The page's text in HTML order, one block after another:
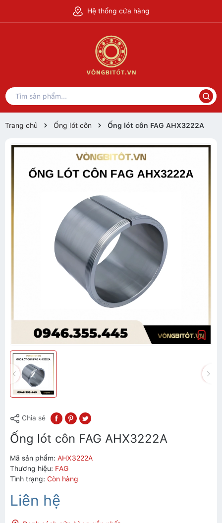
Hệ thống cửa hàng
Trang chủ Ống lót côn Ống lót côn FAG AHX3222A
Chia sẻ
Ống lót côn FAG AHX3222A
Mã sản phẩm: AHX3222A
Thương hiệu: FAG
Tình trạng: Còn hàng
Liên hệ